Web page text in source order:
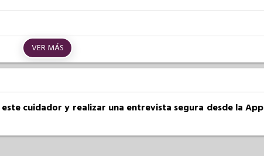
VER MÁS
cuidador y realizar una entrevista segura desde la App